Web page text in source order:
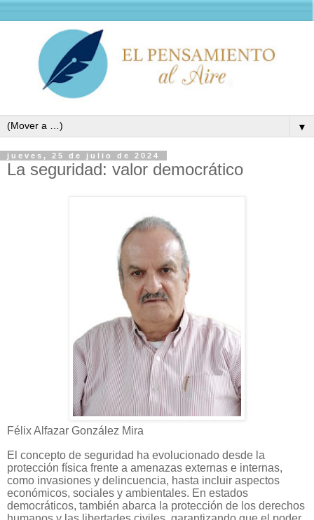
▼
jueves, 25 de julio de 2024
La seguridad: valor democrático
Félix Alfazar González Mira
El concepto de seguridad ha evolucionado desde la
protección física frente a amenazas externas e internas,
como invasiones y delincuencia, hasta incluir aspectos
económicos, sociales y ambientales. En estados
democráticos, también abarca la protección de los derechos